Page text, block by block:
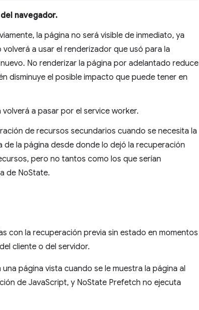
navegador.
la página no será visible de inmediato, ya
a usar el renderizador que usó para la
No renderizar la página por adelantado reduce
disminuye el posible impacto que puede tener en
a pasar por el service worker.
de recursos secundarios cuando se necesita la
la página desde donde lo dejó la recuperación
pero no tantos como los que serían
de NoState.
con la recuperación previa sin estado en momentos
cliente o del servidor.
página vista cuando se le muestra la página al
de JavaScript, y NoState Prefetch no ejecuta